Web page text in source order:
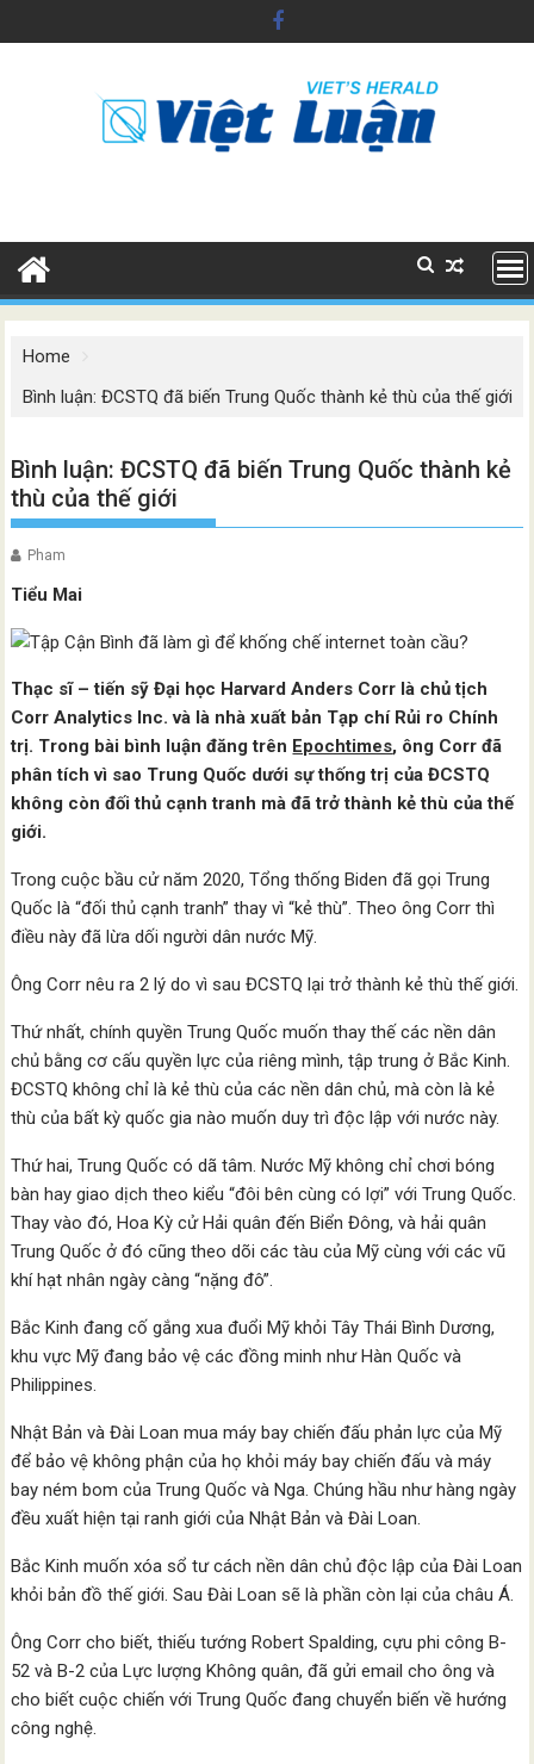
to
Home
Bình luận: ĐCSTQ đã biến Trung Quốc thành kẻ thù của thế giới
Bình luận: ĐCSTQ đã biến Trung Quốc thành kẻ
thù của thế giới
Pham
Tiểu Mai
Thạc sĩ – tiến sỹ Đại học Harvard Anders Corr là chủ tịch
Corr Analytics Inc. và là nhà xuất bản Tạp chí Rủi ro Chính
trị. Trong bài bình luận đăng trên Epochtimes, ông Corr đã
phân tích vì sao Trung Quốc dưới sự thống trị của ĐCSTQ
không còn đối thủ cạnh tranh mà đã trở thành kẻ thù của thế
giới.
Trong cuộc bầu cử năm 2020, Tổng thống Biden đã gọi Trung
Quốc là “đối thủ cạnh tranh” thay vì “kẻ thù”. Theo ông Corr thì
điều này đã lừa dối người dân nước Mỹ.
Ông Corr nêu ra 2 lý do vì sau ĐCSTQ lại trở thành kẻ thù thế giới.
Thứ nhất, chính quyền Trung Quốc muốn thay thế các nền dân
chủ bằng cơ cấu quyền lực của riêng mình, tập trung ở Bắc Kinh.
ĐCSTQ không chỉ là kẻ thù của các nền dân chủ, mà còn là kẻ
thù của bất kỳ quốc gia nào muốn duy trì độc lập với nước này.
Thứ hai, Trung Quốc có dã tâm. Nước Mỹ không chỉ chơi bóng
bàn hay giao dịch theo kiểu “đôi bên cùng có lợi” với Trung Quốc.
Thay vào đó, Hoa Kỳ cử Hải quân đến Biển Đông, và hải quân
Trung Quốc ở đó cũng theo dõi các tàu của Mỹ cùng với các vũ
khí hạt nhân ngày càng “nặng đô”.
Bắc Kinh đang cố gắng xua đuổi Mỹ khỏi Tây Thái Bình Dương,
khu vực Mỹ đang bảo vệ các đồng minh như Hàn Quốc và
Philippines.
Nhật Bản và Đài Loan mua máy bay chiến đấu phản lực của Mỹ
để bảo vệ không phận của họ khỏi máy bay chiến đấu và máy
bay ném bom của Trung Quốc và Nga. Chúng hầu như hàng ngày
đều xuất hiện tại ranh giới của Nhật Bản và Đài Loan.
Bắc Kinh muốn xóa sổ tư cách nền dân chủ độc lập của Đài Loan
khỏi bản đồ thế giới. Sau Đài Loan sẽ là phần còn lại của châu Á.
Ông Corr cho biết, thiếu tướng Robert Spalding, cựu phi công B-
52 và B-2 của Lực lượng Không quân, đã gửi email cho ông và
cho biết cuộc chiến với Trung Quốc đang chuyển biến về hướng
công nghệ.